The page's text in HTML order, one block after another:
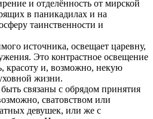
и отделённость от мирской
в паникадилах и на
таинственности и
источника, освещает царевну,
Это контрастное освещение
красоту и, возможно, некую
жизни.
связаны с обрядом принятия
сватовством или
девушек, или же с